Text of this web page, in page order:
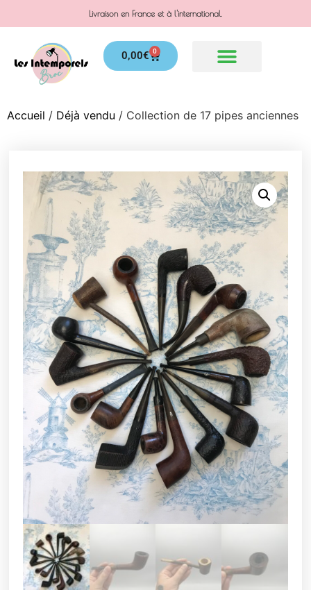
Livraison en France et à l'international.
0,00€ 0
Accueil / Déjà vendu / Collection de 17 pipes anciennes